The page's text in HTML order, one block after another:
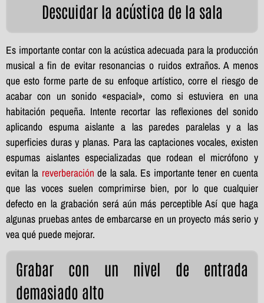
Descuidar la acústica de la sala
Es importante contar con la acústica adecuada para la producción
musical a fin de evitar resonancias o ruidos extraños. A menos
que esto forme parte de su enfoque artístico, corre el riesgo de
acabar con un sonido «espacial», como si estuviera en una
habitación pequeña. Intente recortar las reflexiones del sonido
aplicando espuma aislante a las paredes paralelas y a las
superficies duras y planas. Para las captaciones vocales, existen
espumas aislantes especializadas que rodean el micrófono y
evitan la reverberación de la sala. Es importante tener en cuenta
que las voces suelen comprimirse bien, por lo que cualquier
defecto en la grabación será aún más perceptible Así que haga
algunas pruebas antes de embarcarse en un proyecto más serio y
vea qué puede mejorar.
Grabar con un nivel de entrada
demasiado alto